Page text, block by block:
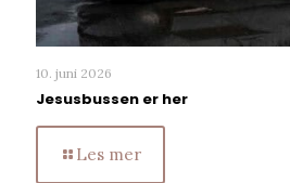
10. juni 2026
Jesusbussen er her
Les mer